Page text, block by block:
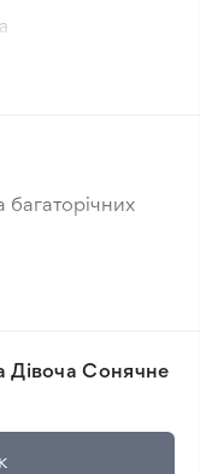
Сад"
насіння квітів
по всій Україні.
сезону.
за товар, що
з умовами
Дівоча Сонячне